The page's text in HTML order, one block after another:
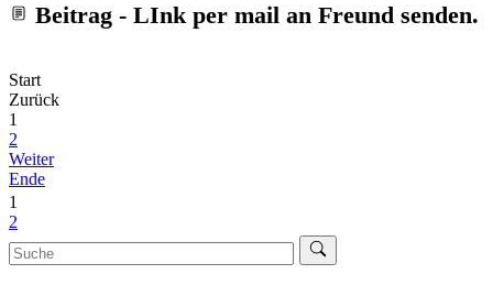
Beitrag - LInk per mail an Freund senden.
Start
Zurück
1
2
Weiter
Ende
1
2